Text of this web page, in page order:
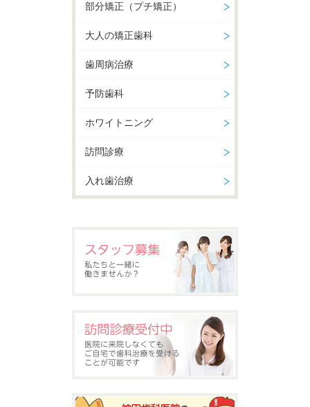
部分矯正（プチ矯正）
大人の矯正歯科
歯周病治療
予防歯科
ホワイトニング
訪問診療
入れ歯治療